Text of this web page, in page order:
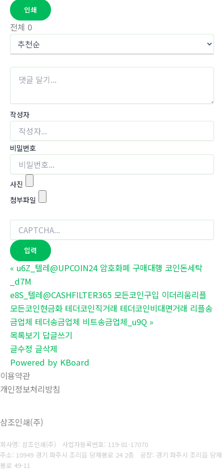
인쇄
전체 0
작성자
비밀번호
사진
첨부파일
« u6Z_텔레@UPCOIN24 암호화폐 구매대행 코인돈세탁
_d7M
e8S_텔레@CASHFILTER365 모든코인구입 이더리움리플
모든코인현금화 테더코인직거래 테더코인비대면거래 리플송
금업체 테더송금업체 비트송금업체_u9Q »
목록보기 답글쓰기
글수정 글삭제
Powered by KBoard
이용약관
개인정보처리방침
삼조인쇄(주)
회사명: 삼조인쇄(주) 사업자등록번호: 119-81-17070
주소: 10949 경기 파주시 조리읍 당재봉로 24 2층 공장: 경기 파주시 조리읍 당재
봉로 49-11